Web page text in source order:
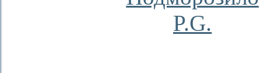
P.G.